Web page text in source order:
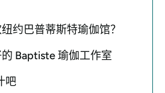
约巴普蒂斯特瑜伽馆？
Baptiste 瑜伽工作室
吧